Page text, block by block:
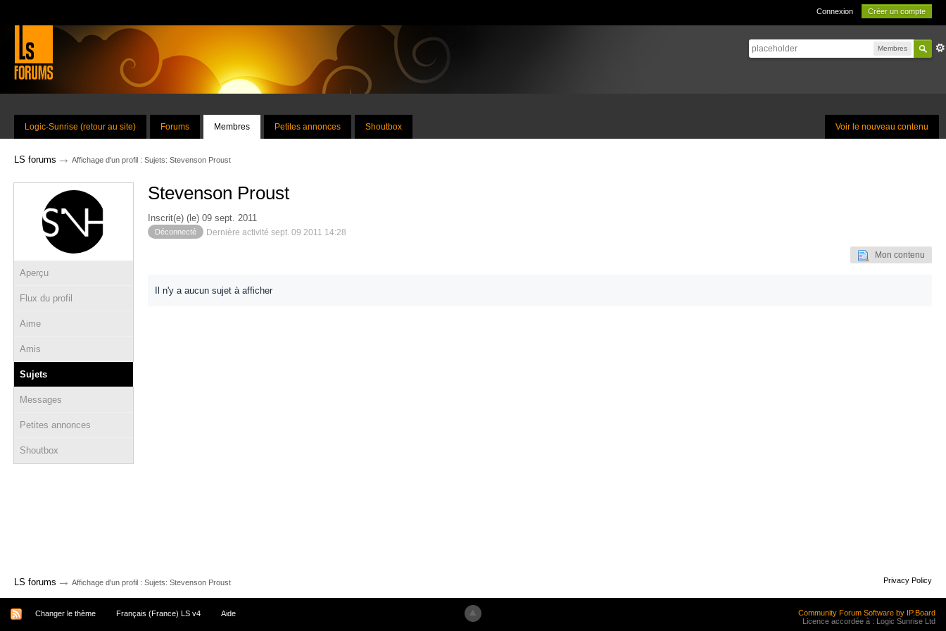
Connexion Créer un compte
Membres
Voir le nouveau contenu
Logic-Sunrise (retour au site) Forums Membres Petites annonces Shoutbox
LS forums → Affichage d'un profil : Sujets: Stevenson Proust
Aperçu
Flux du profil
Aime
Amis
Sujets
Messages
Petites annonces
Shoutbox
Stevenson Proust
Inscrit(e) (le) 09 sept. 2011
Déconnecté Dernière activité sept. 09 2011 14:28
Mon contenu
Il n'y a aucun sujet à afficher
LS forums → Affichage d'un profil : Sujets: Stevenson Proust Privacy Policy
Changer le thème Français (France) LS v4 Aide
Community Forum Software by IP.Board
Licence accordée à : Logic Sunrise Ltd